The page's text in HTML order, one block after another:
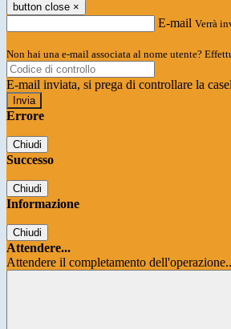
button close ×
E-mail Verrà
Non hai una e-mail associata al nome utente?
E-mail inviata, si prega di controllare la
Errore
Chiudi
Successo
Chiudi
Informazione
Chiudi
Attendere...
Attendere il completamento